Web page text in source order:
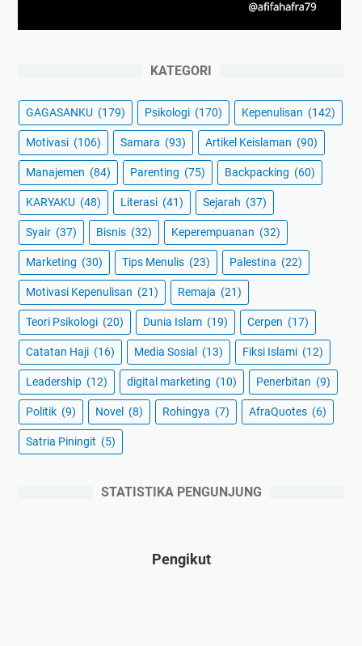
KATEGORI
GAGASANKU (179) Psikologi (170) Kepenulisan (142)
Motivasi (106) Samara (93) Artikel Keislaman (90)
Manajemen (84) Parenting (75) Backpacking (60)
KARYAKU (48) Literasi (41) Sejarah (37)
Syair (37) Bisnis (32) Keperempuanan (32)
Marketing (30) Tips Menulis (23) Palestina (22)
Motivasi Kepenulisan (21) Remaja (21)
Teori Psikologi (20) Dunia Islam (19) Cerpen (17)
Catatan Haji (16) Media Sosial (13) Fiksi Islami (12)
Leadership (12) digital marketing (10) Penerbitan (9)
Politik (9) Novel (8) Rohingya (7) AfraQuotes (6)
Satria Piningit (5)
STATISTIKA PENGUNJUNG
Pengikut